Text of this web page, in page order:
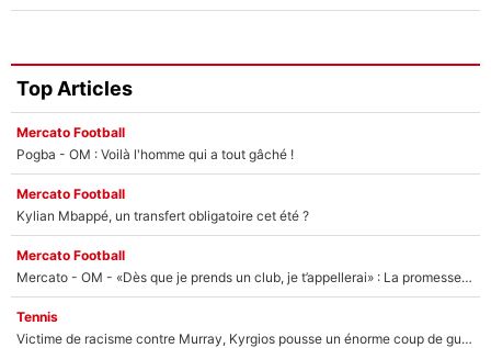
Top Articles
Mercato Football
Pogba - OM : Voilà l'homme qui a tout gâché !
Mercato Football
Kylian Mbappé, un transfert obligatoire cet été ?
Mercato Football
Mercato - OM - «Dès que je prends un club, je t’appellerai» : La promesse de Marcelino au moment de claquer la porte
Tennis
Victime de racisme contre Murray, Kyrgios pousse un énorme coup de gueule !